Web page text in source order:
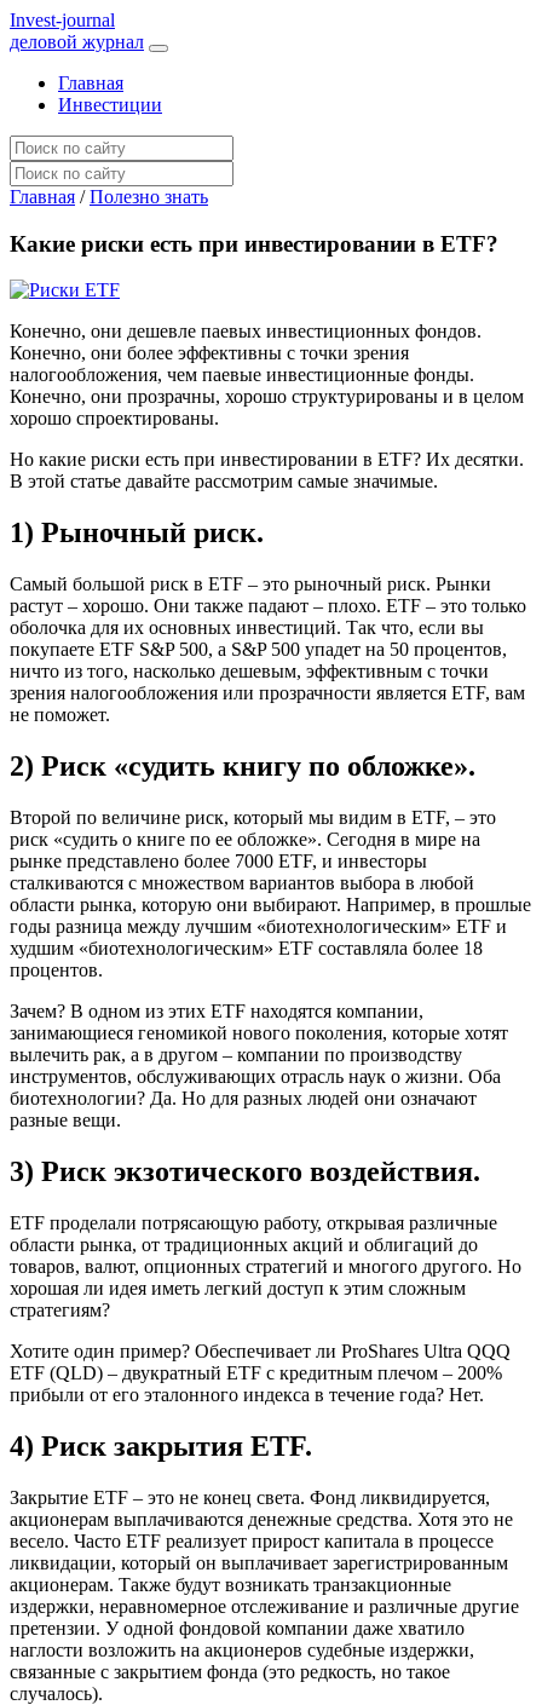
Invest-journal
деловой журнал
Главная
Инвестиции
Главная / Полезно знать
Какие риски есть при инвестировании в ETF?
Конечно, они дешевле паевых инвестиционных фондов.
Конечно, они более эффективны с точки зрения
налогообложения, чем паевые инвестиционные фонды.
Конечно, они прозрачны, хорошо структурированы и в целом
хорошо спроектированы.
Но какие риски есть при инвестировании в ETF? Их десятки.
В этой статье давайте рассмотрим самые значимые.
1) Рыночный риск.
Самый большой риск в ETF – это рыночный риск. Рынки
растут – хорошо. Они также падают – плохо. ETF – это только
оболочка для их основных инвестиций. Так что, если вы
покупаете ETF S&P 500, а S&P 500 упадет на 50 процентов,
ничто из того, насколько дешевым, эффективным с точки
зрения налогообложения или прозрачности является ETF, вам
не поможет.
2) Риск «судить книгу по обложке».
Второй по величине риск, который мы видим в ETF, – это
риск «судить о книге по ее обложке». Сегодня в мире на
рынке представлено более 7000 ETF, и инвесторы
сталкиваются с множеством вариантов выбора в любой
области рынка, которую они выбирают. Например, в прошлые
годы разница между лучшим «биотехнологическим» ETF и
худшим «биотехнологическим» ETF составляла более 18
процентов.
Зачем? В одном из этих ETF находятся компании,
занимающиеся геномикой нового поколения, которые хотят
вылечить рак, а в другом – компании по производству
инструментов, обслуживающих отрасль наук о жизни. Оба
биотехнологии? Да. Но для разных людей они означают
разные вещи.
3) Риск экзотического воздействия.
ETF проделали потрясающую работу, открывая различные
области рынка, от традиционных акций и облигаций до
товаров, валют, опционных стратегий и многого другого. Но
хорошая ли идея иметь легкий доступ к этим сложным
стратегиям?
Хотите один пример? Обеспечивает ли ProShares Ultra QQQ
ETF (QLD) – двукратный ETF с кредитным плечом – 200%
прибыли от его эталонного индекса в течение года? Нет.
4) Риск закрытия ETF.
Закрытие ETF – это не конец света. Фонд ликвидируется,
акционерам выплачиваются денежные средства. Хотя это не
весело. Часто ETF реализует прирост капитала в процессе
ликвидации, который он выплачивает зарегистрированным
акционерам. Также будут возникать транзакционные
издержки, неравномерное отслеживание и различные другие
претензии. У одной фондовой компании даже хватило
наглости возложить на акционеров судебные издержки,
связанные с закрытием фонда (это редкость, но такое
случалось).